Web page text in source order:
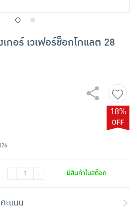
กอร์ เวเฟอร์ช็อกโกแลต 28
18%
- + มีสินค้าในสต๊อก
ะแนน